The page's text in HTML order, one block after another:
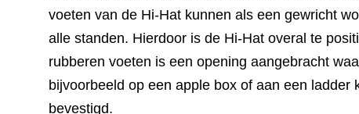
voeten van de Hi-Hat kunnen als een gewricht
alle standen. Hierdoor is de Hi-Hat overal te
rubberen voeten is een opening aangebracht
bijvoorbeeld op een apple box of aan een ladder
bevestigd.